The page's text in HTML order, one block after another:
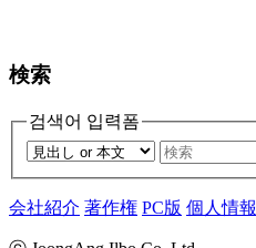
検索
검색어 입력폼
会社紹介 著作権 PC版 個人情報